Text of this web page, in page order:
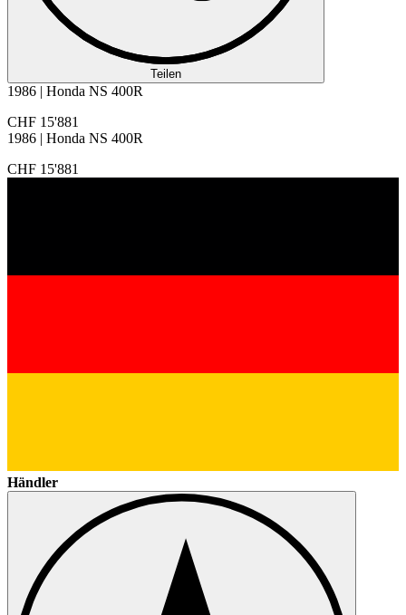
Teilen
1986 | Honda NS 400R
CHF 15'881
1986 | Honda NS 400R
CHF 15'881
Händler